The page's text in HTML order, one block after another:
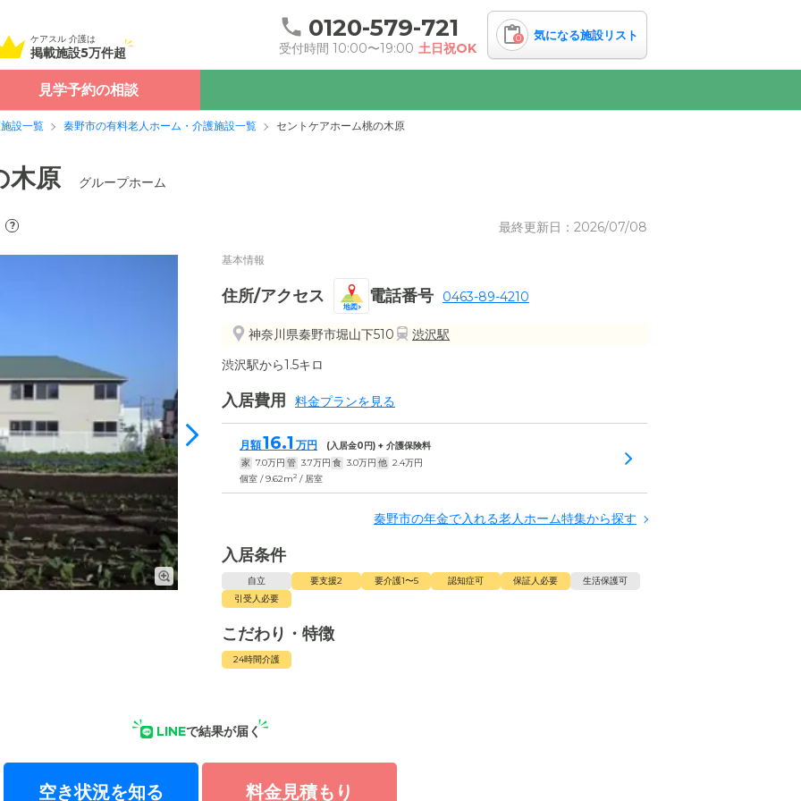
ケアスル 介護は
掲載施設5万件超
0120-579-721
受付時間 10:00〜19:00 土日祝OK
0 気になる施設リスト
見学予約の相談
設一覧 秦野市の有料老人ホーム・介護施設一覧 セントケアホーム桃の木原
木原 グループホーム
? 最終更新日：2026/07/08
基本情報
住所/アクセス
地図
電話番号 0463-89-4210
神奈川県秦野市堀山下510
渋沢駅
渋沢駅から1.5キロ
入居費用 料金プランを見る
月額16.1 万円 (入居金0円) + 介護保険料
家 7.0万円 管 3.7万円 食 3.0万円 他 2.4万円
個室 / 9.62m2 / 居室
秦野市の年金で入れる老人ホーム特集から探す
入居条件
自立 要支援2 要介護1〜5 認知症可 保証人必要
生活保護可
引受人必要
こだわり・特徴
24時間介護
LINEで結果が届く
空き状況を知る 料金見積もり